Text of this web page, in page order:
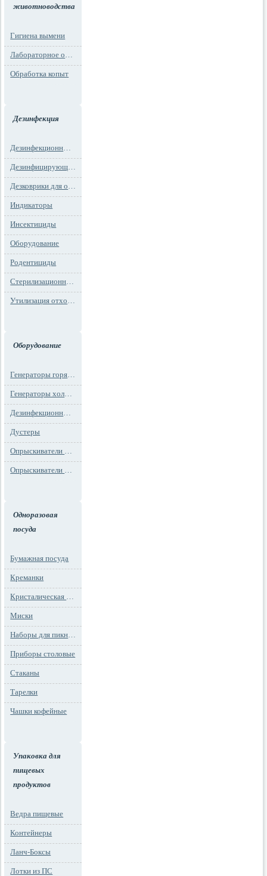
животноводства
Гигиена вымени
Лабораторное оборудование
Обработка копыт
Дезинфекция
Дезинфекционные маты
Дезинфицирующие средства
Дезковрики для обуви
Индикаторы
Инсектициды
Оборудование
Родентициды
Стерилизационная упаковка
Утилизация отходов
Оборудование
Генераторы горячего тумана
Генераторы холодного тумана
Дезинфекционные установки
Дустеры
Опрыскиватели моторные
Опрыскиватели ранцевые
Одноразовая
посуда
Бумажная посуда
Креманки
Кристалическая посуда
Миски
Наборы для пикника
Приборы столовые
Стаканы
Тарелки
Чашки кофейные
Упаковка для
пищевых
продуктов
Ведра пищевые
Контейнеры
Ланч-Боксы
Лотки из ПС